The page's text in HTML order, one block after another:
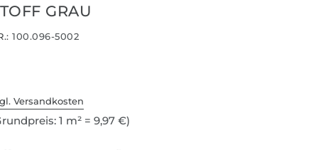
GRAU
100.096-5002
Versandkosten
1 m² = 9,97 €)